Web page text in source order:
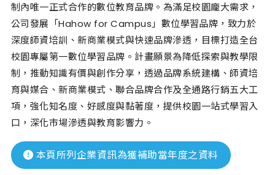
制內唯一正式合作的數位教育品牌。為滿足校園龐大需求，
公司發展「Hahow for Campus」數位學習品牌，致力於
深度師資培訓、新商業模式與快速品牌滲透，目標打造全台
校園專屬第一數位學習品牌。計畫願景為降低探索與教學限
制，推動知識有價與創作分享，透過品牌系統建構、師資培
育與媒合、新商業模式、聯合品牌合作及全通路行銷五大工
項，強化知名度、好感度與黏著度，提供校園一站式學習入
口，深化市場滲透與教育影響力。
本頁所列企業資訊為獲補助當年度之資料